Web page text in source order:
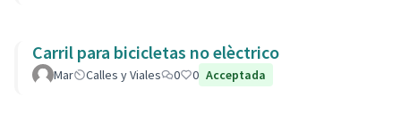
Carril para bicicletas no elèctrico
Mar Calles y Viales 0 0 Acceptada